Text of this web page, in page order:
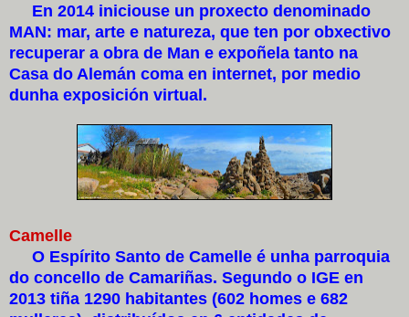
En 2014 iniciouse un proxecto denominado
MAN: mar, arte e natureza, que ten por obxectivo
recuperar a obra de Man e expoñela tanto na
Casa do Alemán coma en internet, por medio
dunha exposición virtual.
Camelle
O Espírito Santo de Camelle é unha parroquia
do concello de Camariñas. Segundo o IGE en
2013 tiña 1290 habitantes (602 homes e 682